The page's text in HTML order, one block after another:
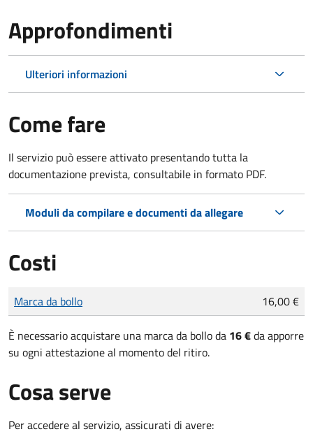
Approfondimenti
Ulteriori informazioni
Come fare
Il servizio può essere attivato presentando tutta la
documentazione prevista, consultabile in formato PDF.
Moduli da compilare e documenti da allegare
Costi
Tipo di pagamento
Importo
Marca da bollo 16,00 €
È necessario acquistare una marca da bollo da 16 €da apporre
su ogni attestazione al momento del ritiro.
Cosa serve
Per accedere al servizio, assicurati di avere: